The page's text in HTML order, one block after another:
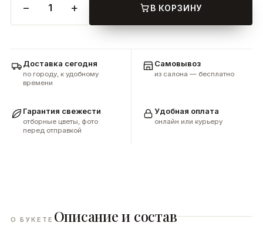
− 1 + В КОРЗИНУ
Доставка сегодня
по городу, к удобному
времени
Самовывоз
из салона — бесплатно
Гарантия свежести
отборные цветы, фото
перед отправкой
Удобная оплата
онлайн или курьеру
О БУКЕТЕ Описание и состав